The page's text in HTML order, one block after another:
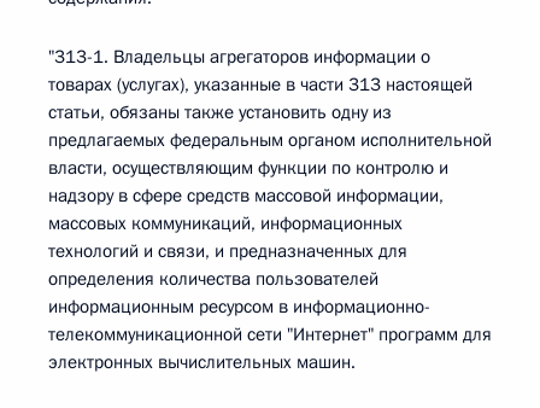
"313-1. Владельцы агрегаторов информации о
товарах (услугах), указанные в части 313 настоящей
статьи, обязаны также установить одну из
предлагаемых федеральным органом исполнительной
власти, осуществляющим функции по контролю и
надзору в сфере средств массовой информации,
массовых коммуникаций, информационных
технологий и связи, и предназначенных для
определения количества пользователей
информационным ресурсом в информационно-
телекоммуникационной сети "Интернет" программ для
электронных вычислительных машин.